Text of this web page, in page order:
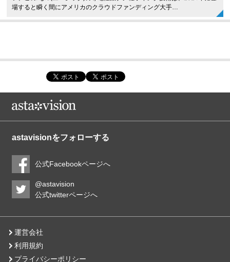
場すると瞬く間にアメリカのクラウドファンディング大手…
astavisionをフォローする
公式Facebookページへ
@astavision
公式twitterページへ
運営会社
利用規約
プライバシーポリシー